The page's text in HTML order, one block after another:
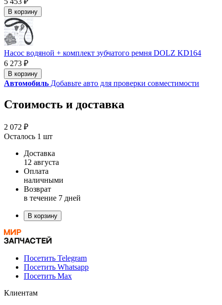
В корзину
Насос водяной + комплект зубчатого ремня DOLZ KD164
6 273 ₽
В корзину
Автомобиль Добавьте авто для проверки совместимости
Стоимость и доставка
2 072 ₽
Осталось 1 шт
Доставка
12 августа
Оплата
наличными
Возврат
в течение 7 дней
В корзину
Посетить Telegram
Посетить Whatsapp
Посетить Max
Клиентам